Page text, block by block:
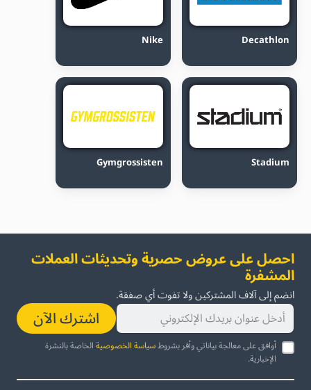
Decathlon
Nike
Stadium
Gymgrossisten
احصل على عروض حصرية وتحديثات العملات
المشفرة
انضم إلى آلاف المشتركين ولا تفوت أي صفقة.
اشترك الآن
أوافق على معالجة بياناتي وأقر بشروطسياسة الخصوصيةالخاصة بالنشرة
الإخبارية.